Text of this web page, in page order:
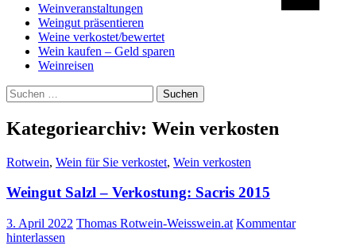
Weinveranstaltungen
Weingut präsentieren
Weine verkostet/bewertet
Wein kaufen – Geld sparen
Weinreisen
Suchen
nach:
Kategoriearchiv: Wein verkosten
Rotwein, Wein für Sie verkostet, Wein verkosten
Weingut Salzl – Verkostung: Sacris 2015
3. April 2022 Thomas Rotwein-Weisswein.at Kommentar
hinterlassen